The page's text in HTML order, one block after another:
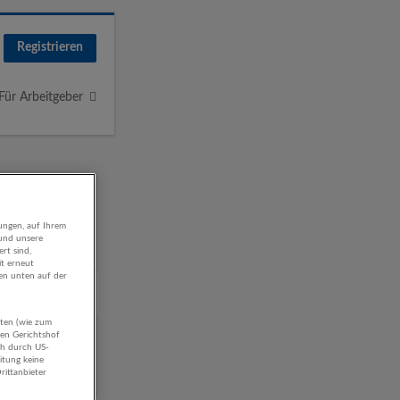
Registrieren
Für Arbeitgeber
auf Ihrem
unsere
sind,
erneut
unten auf der
(wie zum
Gerichtshof
durch US-
keine